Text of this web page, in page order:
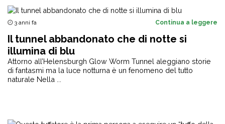
3 anni fa Continua a leggere
Il tunnel abbandonato che di notte si
illumina di blu
Attorno all’Helensburgh Glow Worm Tunnel aleggiano storie
di fantasmi ma la luce notturna è un fenomeno del tutto
naturale Nella ...